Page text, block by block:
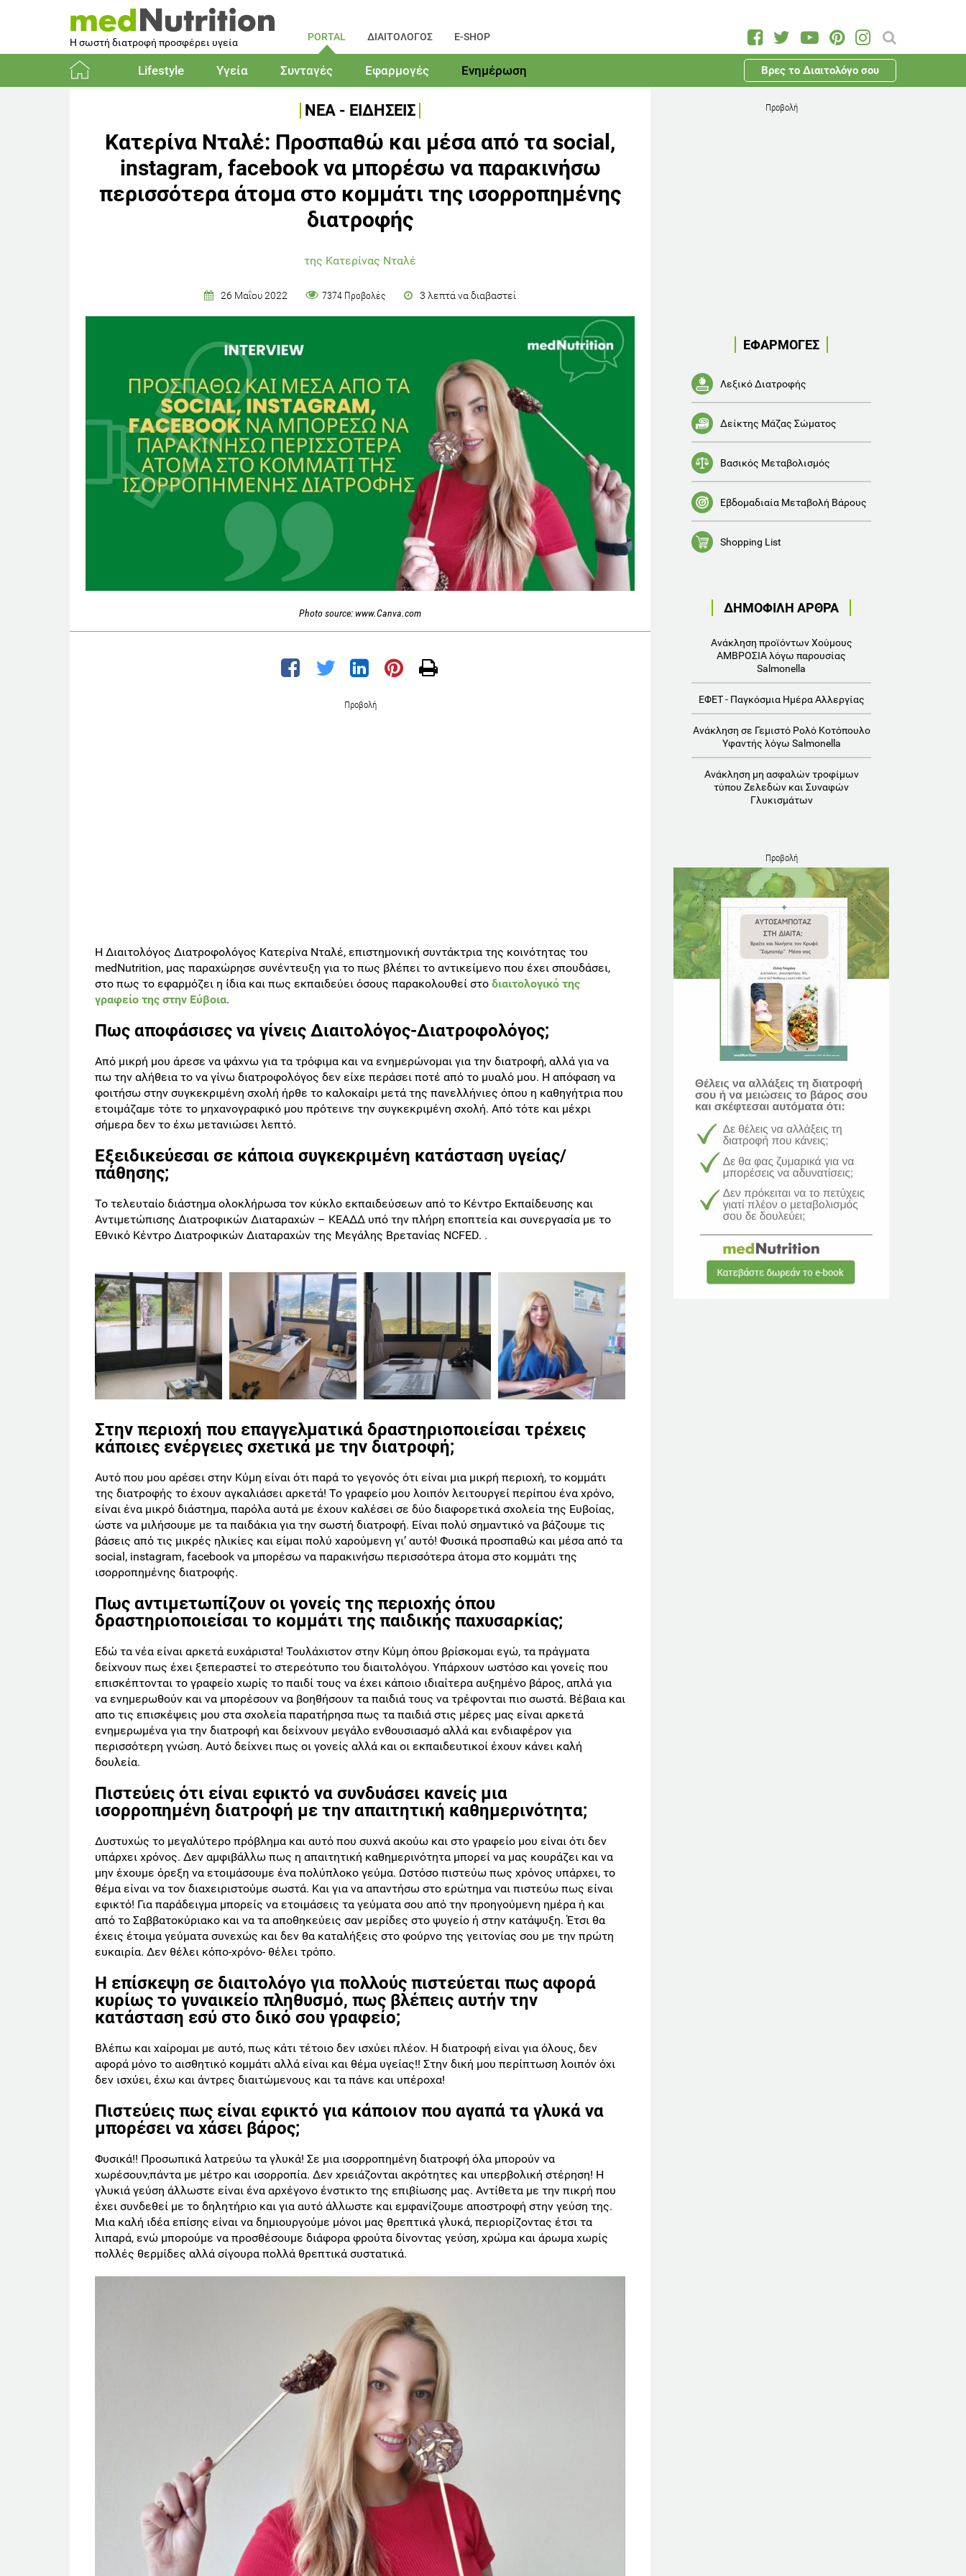
Η σωστή διατροφή προσφέρει υγεία PORTAL ΔΙΑΙΤΟΛΟΓΟΣ E-SHOP
Lifestyle Υγεία Συνταγές Εφαρμογές Ενημέρωση Βρες το Διαιτολόγο σου
ΝΕΑ - ΕΙΔΗΣΕΙΣ
Κατερίνα Νταλέ: Προσπαθώ και μέσα από τα social,
instagram, facebook να μπορέσω να παρακινήσω
περισσότερα άτομα στο κομμάτι της ισορροπημένης
διατροφής
της Κατερίνας Νταλέ
26 Μαΐου 2022 7374 Προβολές 3 λεπτά να διαβαστεί
Photo source: www.Canva.com
Προβολή
Η Διαιτολόγος Διατροφολόγος Κατερίνα Νταλέ, επιστημονική συντάκτρια της κοινότητας του
medNutrition, μας παραχώρησε συνέντευξη για το πως βλέπει το αντικείμενο που έχει σπουδάσει,
στο πως το εφαρμόζει η ίδια και πως εκπαιδεύει όσους παρακολουθεί στο διαιτολογικό της
γραφείο της στην Εύβοια.
Πως αποφάσισες να γίνεις Διαιτολόγος-Διατροφολόγος;
Από μικρή μου άρεσε να ψάχνω για τα τρόφιμα και να ενημερώνομαι για την διατροφή, αλλά για να
πω την αλήθεια το να γίνω διατροφολόγος δεν είχε περάσει ποτέ από το μυαλό μου. Η απόφαση να
φοιτήσω στην συγκεκριμένη σχολή ήρθε το καλοκαίρι μετά της πανελλήνιες όπου η καθηγήτρια που
ετοιμάζαμε τότε το μηχανογραφικό μου πρότεινε την συγκεκριμένη σχολή. Από τότε και μέχρι
σήμερα δεν το έχω μετανιώσει λεπτό.
Εξειδικεύεσαι σε κάποια συγκεκριμένη κατάσταση υγείας/
πάθησης;
Το τελευταίο διάστημα ολοκλήρωσα τον κύκλο εκπαιδεύσεων από το Κέντρο Εκπαίδευσης και
Αντιμετώπισης Διατροφικών Διαταραχών – ΚΕΑΔΔ υπό την πλήρη εποπτεία και συνεργασία με το
Εθνικό Κέντρο Διατροφικών Διαταραχών της Μεγάλης Βρετανίας NCFED. .
Στην περιοχή που επαγγελματικά δραστηριοποιείσαι τρέχεις
κάποιες ενέργειες σχετικά με την διατροφή;
Αυτό που μου αρέσει στην Κύμη είναι ότι παρά το γεγονός ότι είναι μια μικρή περιοχή, το κομμάτι
της διατροφής το έχουν αγκαλιάσει αρκετά! Το γραφείο μου λοιπόν λειτουργεί περίπου ένα χρόνο,
είναι ένα μικρό διάστημα, παρόλα αυτά με έχουν καλέσει σε δύο διαφορετικά σχολεία της Ευβοίας,
ώστε να μιλήσουμε με τα παιδάκια για την σωστή διατροφή. Είναι πολύ σημαντικό να βάζουμε τις
βάσεις από τις μικρές ηλικίες και είμαι πολύ χαρούμενη γι’ αυτό! Φυσικά προσπαθώ και μέσα από τα
social, instagram, facebook να μπορέσω να παρακινήσω περισσότερα άτομα στο κομμάτι της
ισορροπημένης διατροφής.
Πως αντιμετωπίζουν οι γονείς της περιοχής όπου
δραστηριοποιείσαι το κομμάτι της παιδικής παχυσαρκίας;
Εδώ τα νέα είναι αρκετά ευχάριστα! Τουλάχιστον στην Κύμη όπου βρίσκομαι εγώ, τα πράγματα
δείχνουν πως έχει ξεπεραστεί το στερεότυπο του διαιτολόγου. Υπάρχουν ωστόσο και γονείς που
επισκέπτονται το γραφείο χωρίς το παιδί τους να έχει κάποιο ιδιαίτερα αυξημένο βάρος, απλά για
να ενημερωθούν και να μπορέσουν να βοηθήσουν τα παιδιά τους να τρέφονται πιο σωστά. Βέβαια και
απο τις επισκέψεις μου στα σχολεία παρατήρησα πως τα παιδιά στις μέρες μας είναι αρκετά
ενημερωμένα για την διατροφή και δείχνουν μεγάλο ενθουσιασμό αλλά και ενδιαφέρον για
περισσότερη γνώση. Αυτό δείχνει πως οι γονείς αλλά και οι εκπαιδευτικοί έχουν κάνει καλή
δουλεία.
Πιστεύεις ότι είναι εφικτό να συνδυάσει κανείς μια
ισορροπημένη διατροφή με την απαιτητική καθημερινότητα;
Δυστυχώς το μεγαλύτερο πρόβλημα και αυτό που συχνά ακούω και στο γραφείο μου είναι ότι δεν
υπάρχει χρόνος. Δεν αμφιβάλλω πως η απαιτητική καθημερινότητα μπορεί να μας κουράζει και να
μην έχουμε όρεξη να ετοιμάσουμε ένα πολύπλοκο γεύμα. Ωστόσο πιστεύω πως χρόνος υπάρχει, το
θέμα είναι να τον διαχειριστούμε σωστά. Και για να απαντήσω στο ερώτημα ναι πιστεύω πως είναι
εφικτό! Για παράδειγμα μπορείς να ετοιμάσεις τα γεύματα σου από την προηγούμενη ημέρα ή και
από το Σαββατοκύριακο και να τα αποθηκεύεις σαν μερίδες στο ψυγείο ή στην κατάψυξη. Έτσι θα
έχεις έτοιμα γεύματα συνεχώς και δεν θα καταλήξεις στο φούρνο της γειτονίας σου με την πρώτη
ευκαιρία. Δεν θέλει κόπο-χρόνο- θέλει τρόπο.
Η επίσκεψη σε διαιτολόγο για πολλούς πιστεύεται πως αφορά
κυρίως το γυναικείο πληθυσμό, πως βλέπεις αυτήν την
κατάσταση εσύ στο δικό σου γραφείο;
Βλέπω και χαίρομαι με αυτό, πως κάτι τέτοιο δεν ισχύει πλέον. Η διατροφή είναι για όλους, δεν
αφορά μόνο το αισθητικό κομμάτι αλλά είναι και θέμα υγείας!! Στην δική μου περίπτωση λοιπόν όχι
δεν ισχύει, έχω και άντρες διαιτώμενους και τα πάνε και υπέροχα!
Πιστεύεις πως είναι εφικτό για κάποιον που αγαπά τα γλυκά να
μπορέσει να χάσει βάρος;
Φυσικά!! Προσωπικά λατρεύω τα γλυκά! Σε μια ισορροπημένη διατροφή όλα μπορούν να
χωρέσουν,πάντα με μέτρο και ισορροπία. Δεν χρειάζονται ακρότητες και υπερβολική στέρηση! Η
γλυκιά γεύση άλλωστε είναι ένα αρχέγονο ένστικτο της επιβίωσης μας. Αντίθετα με την πικρή που
έχει συνδεθεί με το δηλητήριο και για αυτό άλλωστε και εμφανίζουμε αποστροφή στην γεύση της.
Μια καλή ιδέα επίσης είναι να δημιουργούμε μόνοι μας θρεπτικά γλυκά, περιορίζοντας έτσι τα
λιπαρά, ενώ μπορούμε να προσθέσουμε διάφορα φρούτα δίνοντας γεύση, χρώμα και άρωμα χωρίς
πολλές θερμίδες αλλά σίγουρα πολλά θρεπτικά συστατικά.
Προβολή
ΔΗΜΟΦΙΛΗ ΑΡΘΡΑ
Ανάκληση προϊόντων Χούμους
ΑΜΒΡΟΣΙΑ λόγω παρουσίας
Salmonella
ΕΦΕΤ - Παγκόσμια Ημέρα Αλλεργίας
Ανάκληση σε Γεμιστό Ρολό Κοτόπουλο
Υφαντής λόγω Salmonella
Ανάκληση μη ασφαλών τροφίμων
τύπου Ζελεδών και Συναφών
Γλυκισμάτων
ΕΦΑΡΜΟΓΕΣ
Λεξικό Διατροφής
Δείκτης Μάζας Σώματος
Βασικός Μεταβολισμός
Εβδομαδιαία Μεταβολή Βάρους
Shopping List
Προβολή